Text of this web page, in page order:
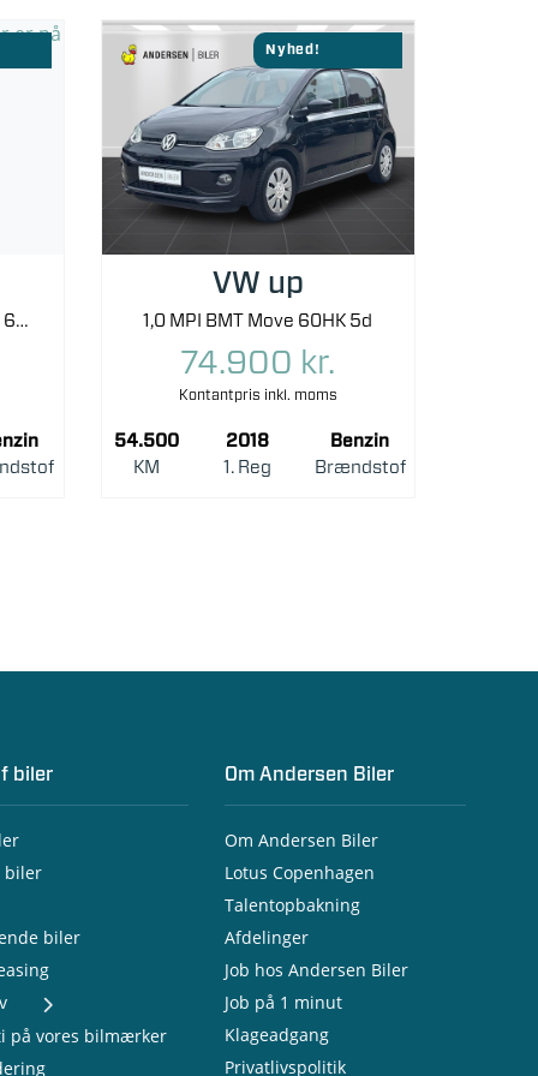
2,0 TSI GTI DSG 200HK 5d 6g Aut.
Nyhed!
VW up
1,0 MPI BMT Move 60HK 5d
74.900 kr.
Kontantpris inkl. moms
54.500
KM
2018
1. Reg
Benzin
Brændstof
biler
biler
biler
varebiler
på vores bilmærker
Om Andersen Biler
Om Andersen Biler
Lotus Copenhagen
Talentopbakning
Afdelinger
Job hos Andersen Biler
Job på 1 minut
Klageadgang
Privatlivspolitik